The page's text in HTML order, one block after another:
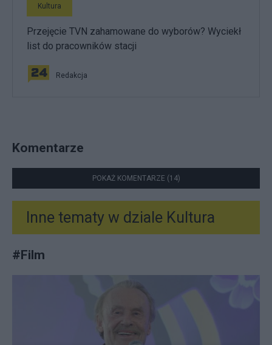
Kultura
Przejęcie TVN zahamowane do wyborów? Wyciekł
list do pracowników stacji
Redakcja
Komentarze
POKAŻ KOMENTARZE (14)
Inne tematy w dziale Kultura
#Film